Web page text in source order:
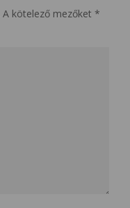
A kötelező mezőket *